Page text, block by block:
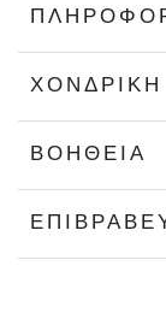
ΧΟΝΔΡΙΚΉ
ΒΟΉΘΕΙΑ